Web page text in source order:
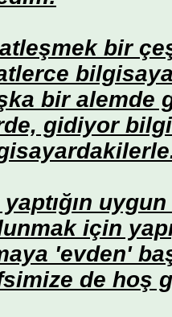
bir
bir alemde
gidiyor
için
'evden'
de hoş